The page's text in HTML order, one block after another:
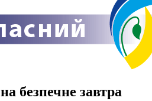
безпечне завтра